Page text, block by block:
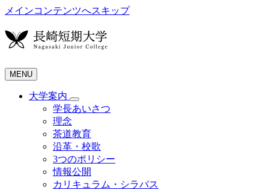
メインコンテンツへスキップ
MENU
大学案内
学長あいさつ
理念
茶道教育
沿革・校歌
3つのポリシー
情報公開
カリキュラム・シラバス